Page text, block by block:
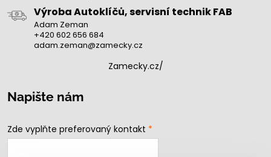
Výroba Autoklíčů, servisní technik FAB
Adam Zeman
+420 602 656 684
adam.zeman@zamecky.cz
Zamecky.cz/
Napište nám
Zde vyplňte preferovaný kontakt *